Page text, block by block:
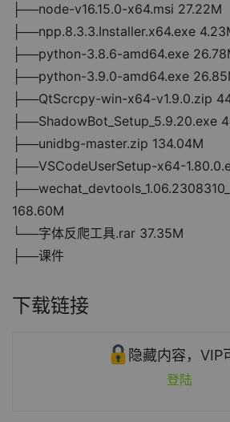
├──node-v16.15.0-x64.msi 27.22M
├──npp.8.3.3.Installer.x64.exe
├──python-3.8.6-amd64.exe
├──python-3.9.0-amd64.exe
├──QtScrcpy-win-x64-v1.9.0.zip
├──ShadowBot_Setup_5.9.20.exe
├──unidbg-master.zip 134.04M
├──VSCodeUserSetup-x64-
168.60M
└──字体反爬工具.rar 37.35M
├──课件
下载链接
隐藏内容，VIP
登陆